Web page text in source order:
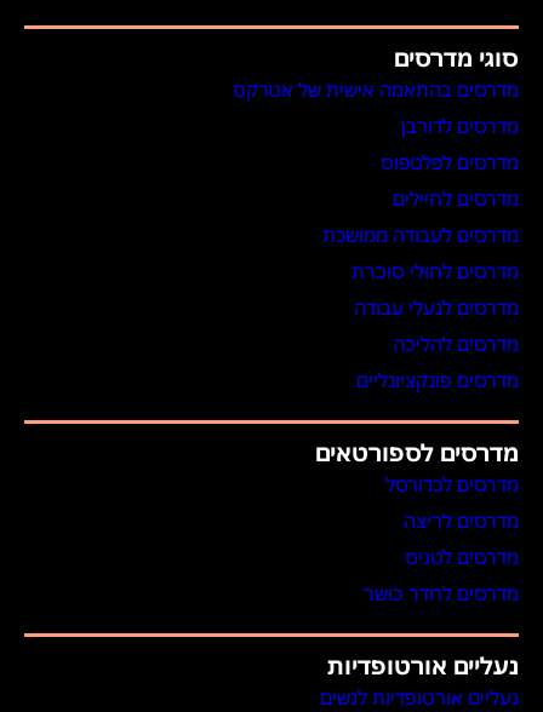
סוגי מדרסים
מדרסים בהתאמה אישית של אטרקס
מדרסים לדורבן
מדרסים לפלטפוס
מדרסים לחיילים
מדרסים לעבודה ממושכת
מדרסים לחולי סוכרת
מדרסים לנעלי עבודה
מדרסים להליכה
מדרסים פונקציונליים
מדרסים לספורטאים
מדרסים לכדורסל
מדרסים לריצה
מדרסים לטניס
מדרסים לחדר כושר
נעליים אורטופדיות
נעליים אורטופדיות לנשים